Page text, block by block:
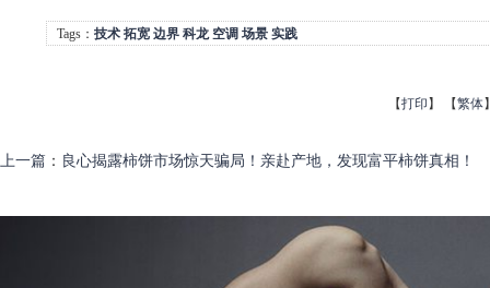
Tags： 技术 拓宽 边界 科龙 空调 场景 实践
【打印 】 【繁体
上一篇 ： 良心揭露柿饼市场惊天骗局！亲赴产地，发现富平柿饼真相！